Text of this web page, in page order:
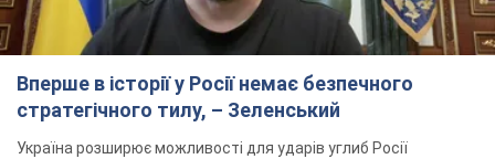
Вперше в історії у Росії немає безпечного
стратегічного тилу, – Зеленський
Україна розширює можливості для ударів углиб Росії